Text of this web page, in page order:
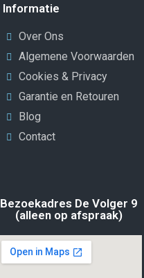
Informatie
Over Ons
Algemene Voorwaarden
Cookies & Privacy
Garantie en Retouren
Blog
Contact
Bezoekadres De Volger 9
(alleen op afspraak)